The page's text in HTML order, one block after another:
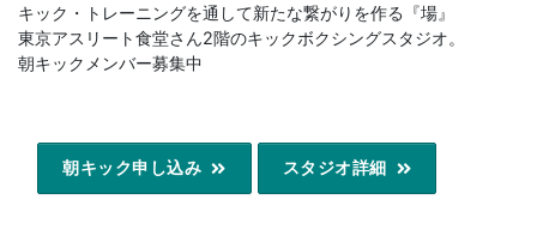
キック・トレーニングを通して新たな繋がりを作る『場』
東京アスリート食堂さん2階のキックボクシングスタジオ。
朝キックメンバー募集中
朝キック申し込み スタジオ詳細